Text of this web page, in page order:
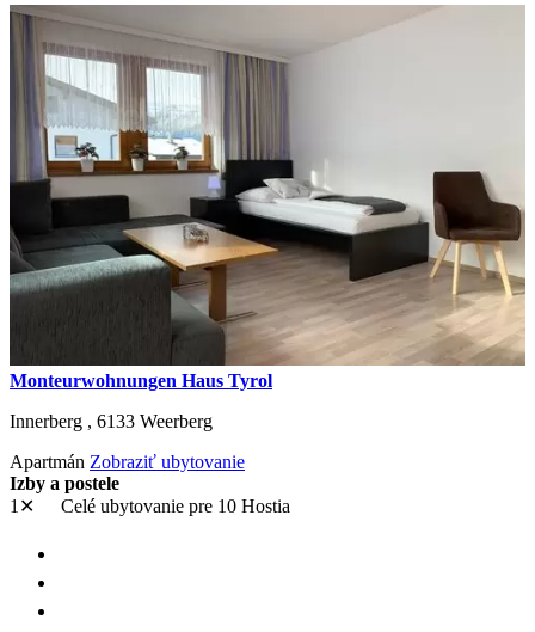
Monteurwohnungen Haus Tyrol
Innerberg , 6133 Weerberg
Apartmán Zobraziť ubytovanie
Izby a postele
1✕
Celé ubytovanie pre 10 Hostia